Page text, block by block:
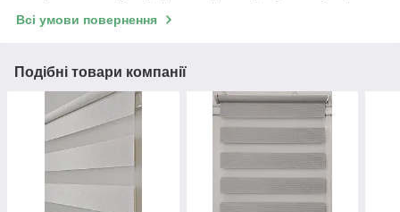
Всі умови повернення
Подібні товари компанії